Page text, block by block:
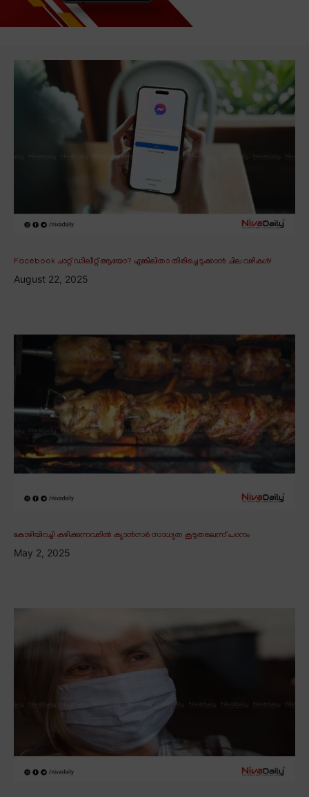
Facebook ചാറ്റ് ഡിലീറ്റ് ആയോ? എങ്കിലിതാ തിരിച്ചെടുക്കാൻ ചില വഴികൾ!
August 22, 2025
കോഴിയിറച്ചി കഴിക്കുന്നവരിൽ ക്യാൻസർ സാധ്യത കൂടുതലെന്ന് പഠനം
May 2, 2025